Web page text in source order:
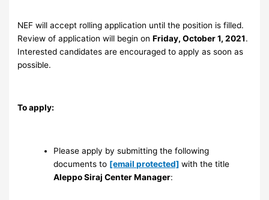
NEF will accept rolling application until the position is filled.
Review of application will begin onFriday, October 1, 2021.
Interested candidates are encouraged to apply as soon as
possible.
To apply:
Please apply by submitting the following
documents to [email protected] with the title
Aleppo Siraj Center Manager: